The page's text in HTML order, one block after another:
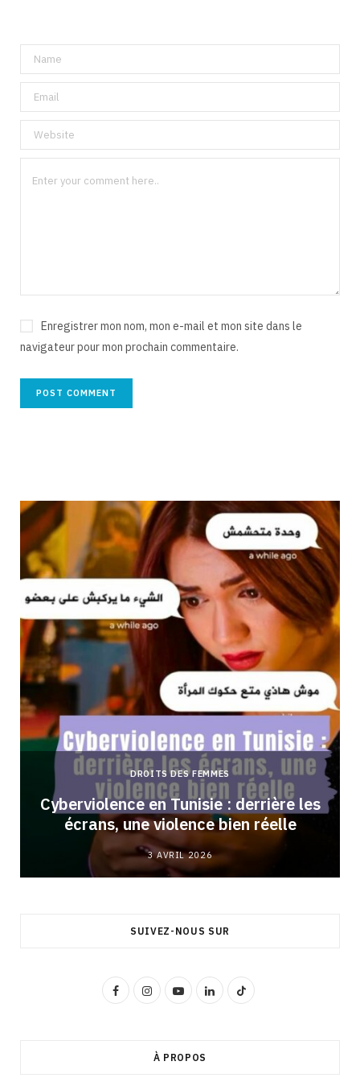
Enregistrer mon nom, mon e-mail et mon site dans le
navigateur pour mon prochain commentaire.
DROITS DES FEMMES
Cyberviolence en Tunisie : derrière les
écrans, une violence bien réelle
3 AVRIL 2026
SUIVEZ-NOUS SUR
F
I
Y
L
T
À PROPOS